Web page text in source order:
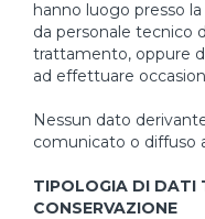
hanno luogo presso
da personale tecnico
trattamento, oppure
ad effettuare
Nessun dato
comunicato o diffuso
TIPOLOGIA DI DATI
CONSERVAZIONE